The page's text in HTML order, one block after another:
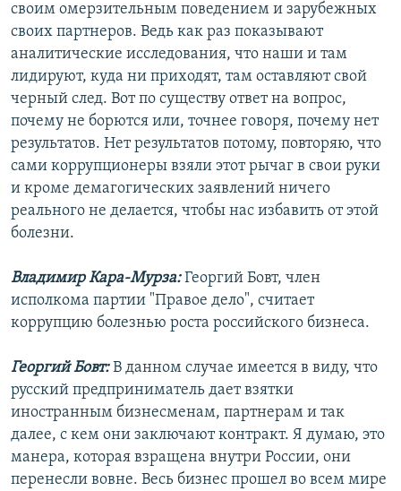
своим омерзительным поведением и зарубежных
своих партнеров. Ведь как раз показывают
аналитические исследования, что наши и там
лидируют, куда ни приходят, там оставляют свой
черный след. Вот по существу ответ на вопрос,
почему не борются или, точнее говоря, почему нет
результатов. Нет результатов потому, повторяю, что
сами коррупционеры взяли этот рычаг в свои руки
и кроме демагогических заявлений ничего
реального не делается, чтобы нас избавить от этой
болезни.
Владимир Кара-Мурза:Георгий Бовт, член
исполкома партии "Правое дело", считает
коррупцию болезнью роста российского бизнеса.
Георгий Бовт:В данном случае имеется в виду, что
русский предприниматель дает взятки
иностранным бизнесменам, партнерам и так
далее, с кем они заключают контракт. Я думаю, это
манера, которая взращена внутри России, они
перенесли вовне. Весь бизнес прошел во всем мире